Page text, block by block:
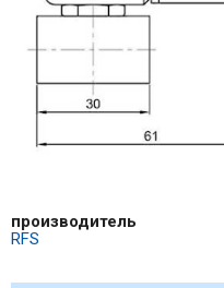
производитель
RFS